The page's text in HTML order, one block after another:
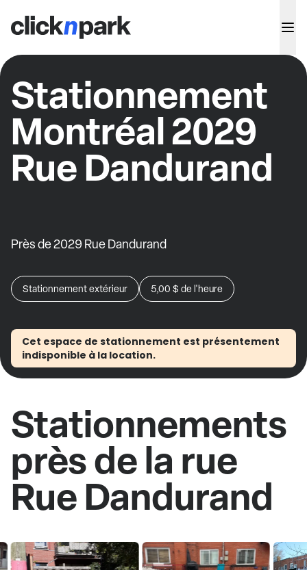
Stationnement
Montréal 2029
Rue Dandurand
Près de 2029 Rue Dandurand
Stationnement extérieur 5,00 $ de l'heure
Cet espace de stationnement est présentement
indisponible à la location.
Stationnements
près de la rue
Rue Dandurand